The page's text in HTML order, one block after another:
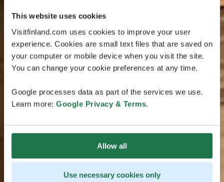
This website uses cookies
Visitfinland.com uses cookies to improve your user
experience. Cookies are small text files that are saved on
your computer or mobile device when you visit the site.
You can change your cookie preferences at any time.
Google processes data as part of the services we use.
Learn more: Google Privacy & Terms.
Allow all
Use necessary cookies only